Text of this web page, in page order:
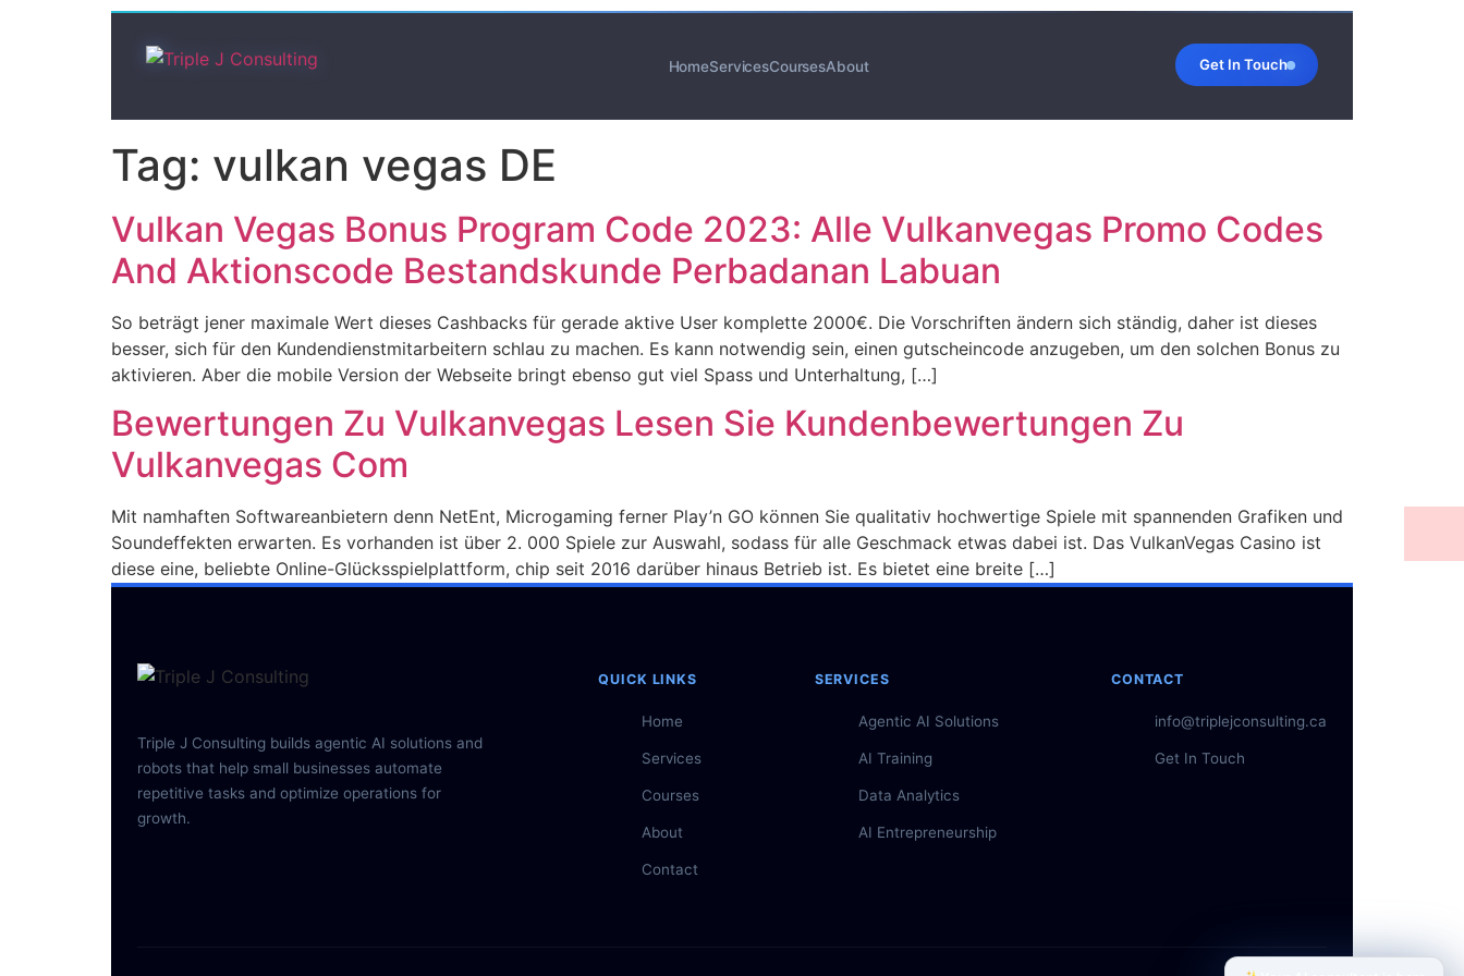
HomeServicesCoursesAbout Get In Touch
Tag: vulkan vegas DE
Vulkan Vegas Bonus Program Code 2023: Alle Vulkanvegas Promo Codes
And Aktionscode Bestandskunde Perbadanan Labuan
So beträgt jener maximale Wert dieses Cashbacks für gerade aktive User komplette 2000€. Die Vorschriften ändern sich ständig, daher ist dieses
besser, sich für den Kundendienstmitarbeitern schlau zu machen. Es kann notwendig sein, einen gutscheincode anzugeben, um den solchen Bonus zu
aktivieren. Aber die mobile Version der Webseite bringt ebenso gut viel Spass und Unterhaltung, […]
Bewertungen Zu Vulkanvegas Lesen Sie Kundenbewertungen Zu
Vulkanvegas Com
Mit namhaften Softwareanbietern denn NetEnt, Microgaming ferner Play’n GO können Sie qualitativ hochwertige Spiele mit spannenden Grafiken und
Soundeffekten erwarten. Es vorhanden ist über 2. 000 Spiele zur Auswahl, sodass für alle Geschmack etwas dabei ist. Das VulkanVegas Casino ist
diese eine, beliebte Online-Glücksspielplattform, chip seit 2016 darüber hinaus Betrieb ist. Es bietet eine breite […]
Triple J Consulting builds agentic AI solutions and
robots that help small businesses automate
repetitive tasks and optimize operations for
growth.
QUICK LINKS
Home
Services
Courses
About
Contact
SERVICES
Agentic AI Solutions
AI Training
Data Analytics
AI Entrepreneurship
CONTACT
info@triplejconsulting.ca
Get In Touch